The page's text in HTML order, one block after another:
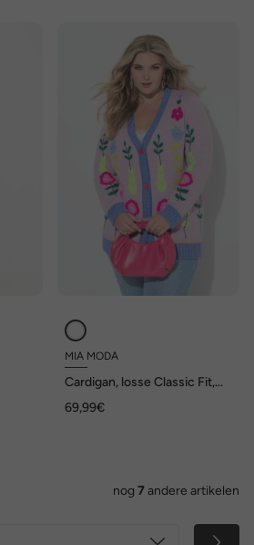
MIA MODA
Cardigan, losse Classic Fit,
69,99€
nog 7andere artikelen